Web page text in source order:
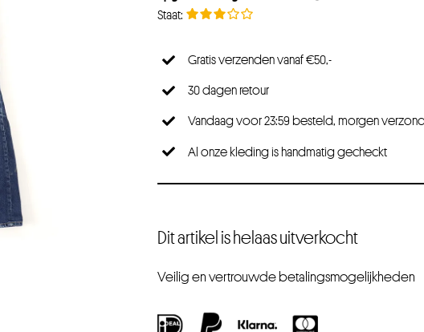
Gratis verzenden vanaf €50,-
30 dagen retour
Vandaag voor 23:59 besteld, morgen
Al onze kleding is handmatig gecheckt
Dit artikel is helaas uitverkocht
Veilig en vertrouwde betalingsmogelijkheden